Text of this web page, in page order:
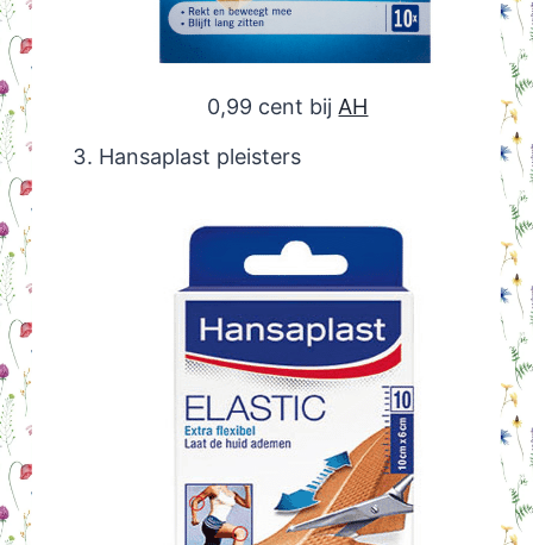
0,99 cent bij AH
Hansaplast pleisters